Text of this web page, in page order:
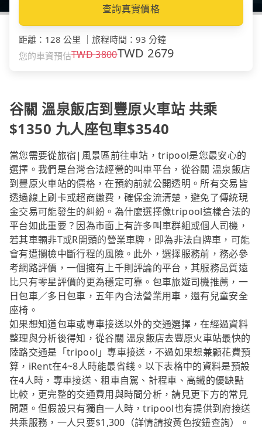
查詢真實價格
距離 ： 128 公里 旅程時間 ： 93 分鐘
您的車資預估TWD3800TWD 2679
谷關 溫泉飯店到豐原火車站 共乘
$1350 九人座包車$3540
當您需要從旅宿|風景區前往車站，tripool是您最安心的
選擇。我們是台灣合法經營的叫車平台，從谷關 溫泉飯店
到豐原火車站的價格，在預約前就公開透明。所有交易皆
透過線上刷卡或超商繳費，確保金流清楚，避免了傳統現
金交易可能發生的糾紛。為什麼選擇像tripool這樣合法的
平台如此重要？因為市面上有許多叫車群組或個人司機，
若其車輛非T或R開頭的營業車牌，即為非法白牌車，可能
會有遭攔檢中斷行程的風險。此外，選擇服務前，務必參
考網路評價，一個擁有上千則評論的平台，其服務品質遠
比只有零星評價的更為穩定可靠。包車旅遊司機推薦，一
日包車／多日包車，五年內合法營業用車，還有兒童安全
座椅。
如果想知道包車或專車接送以外的交通選擇，在經過資料
整理與分析後得知，從谷關 溫泉飯店去豐原火車站最快的
陸路交通是「tripool」專車接送，不過如果想兼顧花費預
算，iRent在4~8人時能最省錢。以下表格中的資料是預設
在4人時，專車接送、租車自駕、計程車、高鐵的優缺點
比較，更完整的交通費用與時間分析，請見更下方的常見
問題。但假設只有獨自一人時，tripool也有提供到府接送
共乘服務，一人只要$1,300（詳情請按黃色按鈕查詢）。